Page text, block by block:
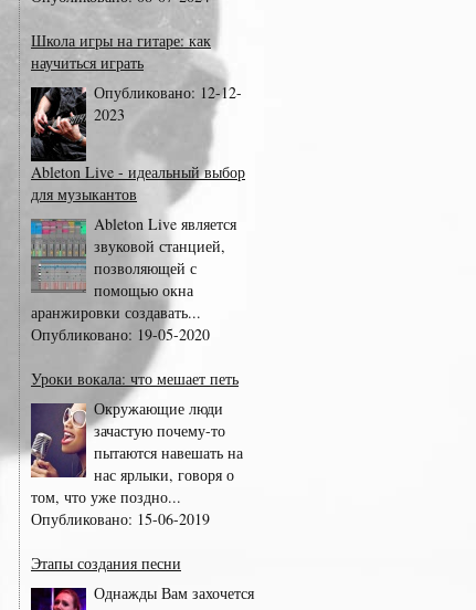
Школа игры на гитаре: как
научиться играть
Опубликовано: 12-12-
2023
Ableton Live - идеальный выбор
для музыкантов
Ableton Live является
звуковой станцией,
позволяющей с
помощью окна
аранжировки создавать...
Опубликовано: 19-05-2020
Уроки вокала: что мешает петь
Окружающие люди
зачастую почему-то
пытаются навешать на
нас ярлыки, говоря о
том, что уже поздно...
Опубликовано: 15-06-2019
Этапы создания песни
Однажды Вам захочется